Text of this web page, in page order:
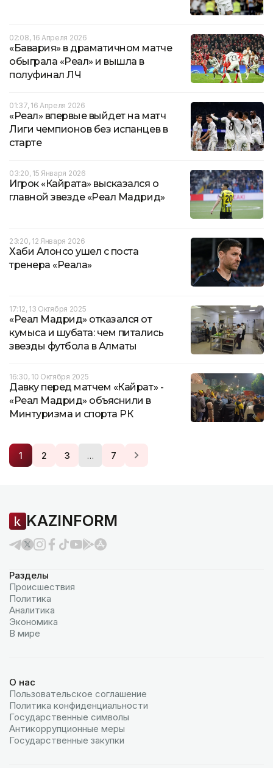
02:08, 16 Апреля 2026
«Бавария» в драматичном матче
обыграла «Реал» и вышла в
полуфинал ЛЧ
01:37, 16 Апреля 2026
«Реал» впервые выйдет на матч
Лиги чемпионов без испанцев в
старте
03:20, 15 Января 2026
Игрок «Кайрата» высказался о
главной звезде «Реал Мадрид»
23:20, 12 Января 2026
Хаби Алонсо ушел с поста
тренера «Реала»
17:12, 13 Октября 2025
«Реал Мадрид» отказался от
кумыса и шубата: чем питались
звезды футбола в Алматы
16:30, 10 Октября 2025
Давку перед матчем «Кайрат» -
«Реал Мадрид» объяснили в
Минтуризма и спорта РК
1 2 3 … 7
KAZINFORM
Разделы
Происшествия
Политика
Аналитика
Экономика
В мире
О нас
Пользовательское соглашение
Политика конфиденциальности
Государственные символы
Антикоррупционные меры
Государственные закупки